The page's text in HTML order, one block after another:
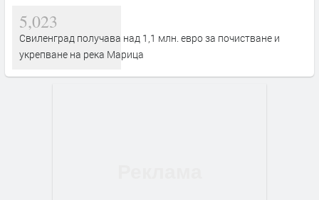
5,023
Свиленград получава над 1,1 млн. евро за почистване и
укрепване на река Марица